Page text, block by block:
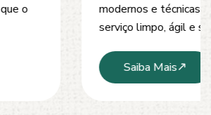
seguras que garantem um
e sem danos à estrutura.